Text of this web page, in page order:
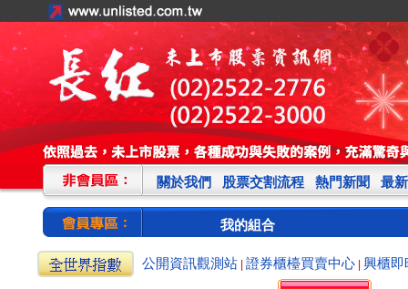
關於我們 股票交割流程 熱門新聞 最
我的組合
公開資訊觀測站 證券櫃檯買賣中心 興櫃即